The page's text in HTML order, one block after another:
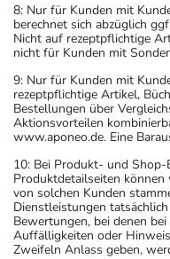
8: Nur für Kunden mit
berechnet sich abzüglich
Nicht auf rezeptpflichtige
nicht für Kunden mit
9: Nur für Kunden mit
rezeptpflichtige Artikel,
Bestellungen über
Aktionsvorteilen
www.aponeo.de. Eine
10: Bei Produkt- und
Produktdetailseiten
von solchen Kunden
Dienstleistungen
Bewertungen, bei denen
Auffälligkeiten oder
Zweifeln Anlass geben,